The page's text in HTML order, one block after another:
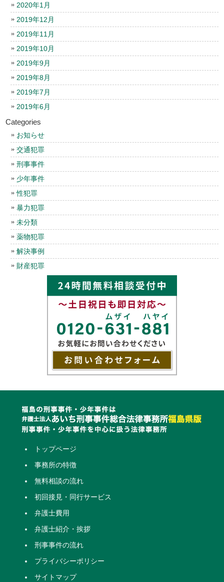
2020年1月
2019年12月
2019年11月
2019年10月
2019年9月
2019年8月
2019年7月
2019年6月
Categories
お知らせ
交通犯罪
刑事事件
少年事件
性犯罪
暴力犯罪
未分類
薬物犯罪
解決事例
財産犯罪
トップページ
事務所の特徴
無料相談の流れ
初回接見・同行サービス
弁護士費用
弁護士紹介・挨拶
刑事事件の流れ
プライバシーポリシー
サイトマップ